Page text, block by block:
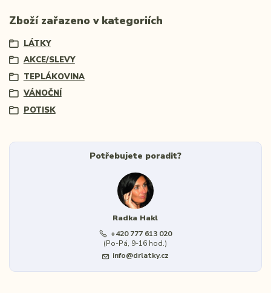
Zboží zařazeno v kategoriích
LÁTKY
AKCE/SLEVY
TEPLÁKOVINA
VÁNOČNÍ
POTISK
Potřebujete poradit?
Radka Hakl
+420 777 613 020
(Po-Pá, 9-16 hod.)
info@drlatky.cz